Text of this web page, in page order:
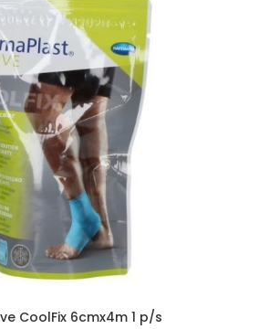
CoolFix 6cmx4m 1 p/s